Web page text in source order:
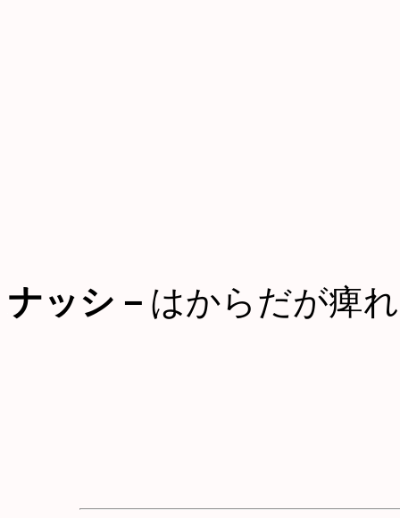
ナッシ－ はからだが痺